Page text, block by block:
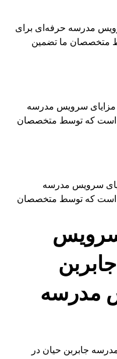
مدرسه حرفه‌ای برای
متخصصان ما تضمین
مزایای سرویس مدرسه
است که توسط متخصصان
سرویس مدرسه
است که توسط متخصصان
سرویس
مدرسه
جابربن حیان در